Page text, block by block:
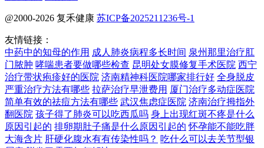
@2000-2026 复禾健康 苏ICP备2025211236号-1
友情链接：
中药中的知母的作用 成人肺炎病程多长时间 泉州那里治疗肛
门脓肿 哮喘患者要做哪些检查 昆明处女膜修复手术医院 西宁
治疗带状疱疹好的医院 济南精神科医院哪家排行好 全身脱皮
严重治疗方法有哪些 拉萨治疗早泄费用 厦门治疗多动症医院
简单有效的祛痘方法有哪些 武汉焦虑症医院 济南治疗拇指外
翻医院 孩子得了肺炎可以吃西瓜吗 身上出现红斑不疼是什么
原因引起的 排卵期肚子痛是什么原因引起的 怀孕能不能吃胖
大海含片 肝硬化腹水有有传染性吗？ 吃什么可以去关节型银